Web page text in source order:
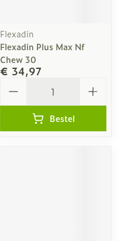
Flexadin
Flexadin Plus Max Nf
Chew 30
€ 34,97
Bestel